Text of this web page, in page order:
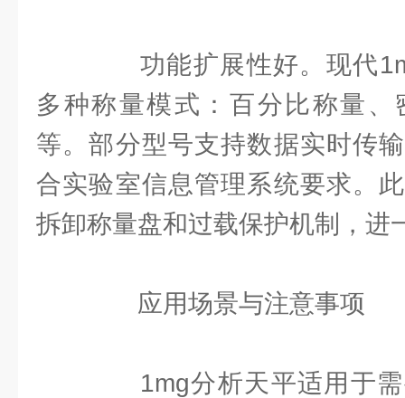
功能扩展性好。现代
多种称量模式：百分比称量
等。部分型号支持数据实时传
合实验室信息管理系统要求。
拆卸称量盘和过载保护机制，进
应用场景与注意事项
1mg分析天平适用于需